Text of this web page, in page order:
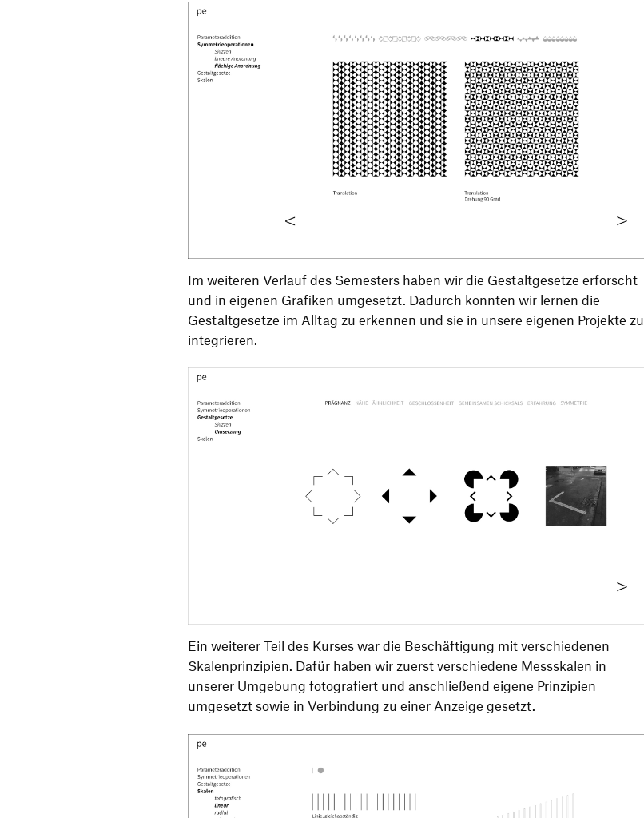
Im weiteren Verlauf des Semesters haben wir die Gestaltgesetze erforscht
und in eigenen Grafiken umgesetzt. Dadurch konnten wir lernen die
Gestaltgesetze im Alltag zu erkennen und sie in unsere eigenen Projekte zu
integrieren.
Ein weiterer Teil des Kurses war die Beschäftigung mit verschiedenen
Skalenprinzipien. Dafür haben wir zuerst verschiedene Messskalen in
unserer Umgebung fotografiert und anschließend eigene Prinzipien
umgesetzt sowie in Verbindung zu einer Anzeige gesetzt.